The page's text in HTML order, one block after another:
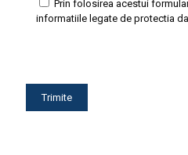
Prin folosirea acestui
informatiile legate de protectia